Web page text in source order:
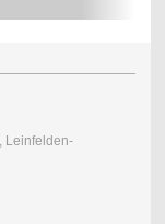
Leinfelden-